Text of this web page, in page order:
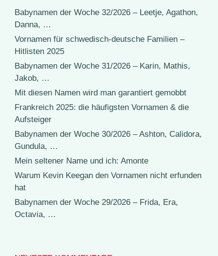
Babynamen der Woche 32/2026 – Leetje, Agathon,
Danna, …
Vornamen für schwedisch-deutsche Familien –
Hitlisten 2025
Babynamen der Woche 31/2026 – Karin, Mathis,
Jakob, …
Mit diesen Namen wird man garantiert gemobbt
Frankreich 2025: die häufigsten Vornamen & die
Aufsteiger
Babynamen der Woche 30/2026 – Ashton, Calidora,
Gundula, …
Mein seltener Name und ich: Amonte
Warum Kevin Keegan den Vornamen nicht erfunden
hat
Babynamen der Woche 29/2026 – Frida, Era,
Octavia, …